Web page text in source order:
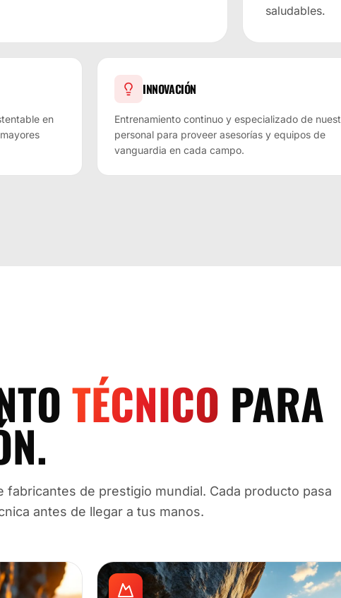
saludables.
en
INNOVACIÓN
Entrenamiento continuo y especializado de
personal para proveer asesorías y equipos de
vanguardia en cada campo.
TÉCNICO PARA
de prestigio mundial. Cada producto pasa
antes de llegar a tus manos.